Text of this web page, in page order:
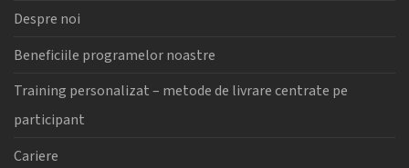
Despre noi
Beneficiile programelor noastre
Training personalizat – metode de livrare centrate pe
participant
Cariere